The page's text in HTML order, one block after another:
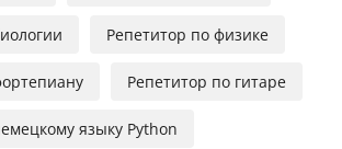
Репетитор по физике
Репетитор по гитаре
языку Python